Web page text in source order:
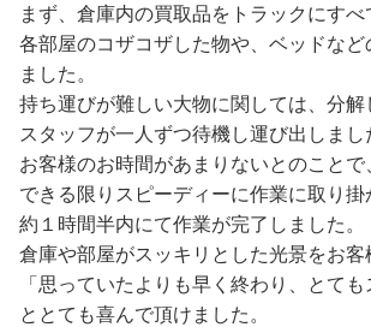
まず、倉庫内の買取品をトラックにすべ
各部屋のコザコザした物や、ベッドな
ました。
持ち運びが難しい大物に関しては、分解
スタッフが一人ずつ待機し運び出しまし
お客様のお時間があまりないとのことで、
できる限りスピーディーに作業に取り掛
約１時間半内にて作業が完了しました。
倉庫や部屋がスッキリとした光景をお客
「思っていたよりも早く終わり、とても
ととても喜んで頂けました。